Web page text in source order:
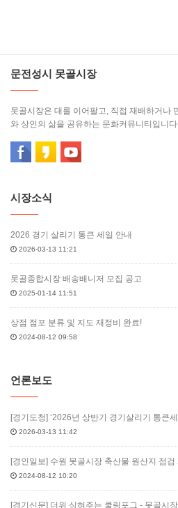
문전성시 못골시장
못골시장은 대를 이어팔고, 직접 재배하거나
와 상인의 삶을 공유하는 문화커뮤니티입니다.
시장소식
2026 경기 살리기 통큰 세일 안내
2026-03-13 11:21
못골종합시장 배송배니저 모집 공고
2025-01-14 11:51
상점 점포 분류 및 지도 재정비 완료!
2024-08-12 09:58
언론보도
[경기도청] ‘2026년 상반기 경기살리기 통큰
2026-03-13 11:42
[경인일보] 수원 못골시장 축산물 원산지 점검
2024-08-12 10:20
[경기신문] 더위 식혀주는 쿨링포그 - 못골시